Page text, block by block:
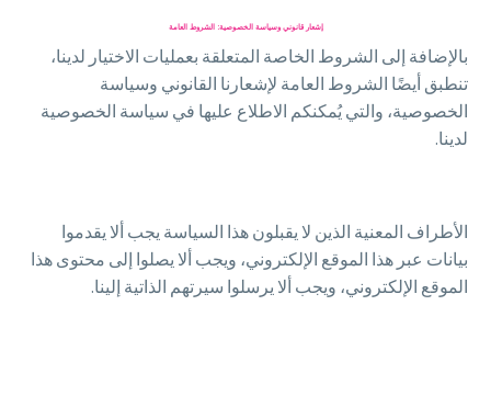
إشعار قانوني وسياسة الخصوصية: الشروط العامة
بالإضافة إلى الشروط الخاصة المتعلقة بعمليات الاختيار لدينا،
تنطبق أيضًا الشروط العامة لإشعارنا القانوني وسياسة
الخصوصية، والتي يُمكنكم الاطلاع عليها في سياسة الخصوصية
لدينا.
الأطراف المعنية الذين لا يقبلون هذا السياسة يجب ألا يقدموا
بيانات عبر هذا الموقع الإلكتروني، ويجب ألا يصلوا إلى محتوى هذا
الموقع الإلكتروني، ويجب ألا يرسلوا سيرتهم الذاتية إلينا.